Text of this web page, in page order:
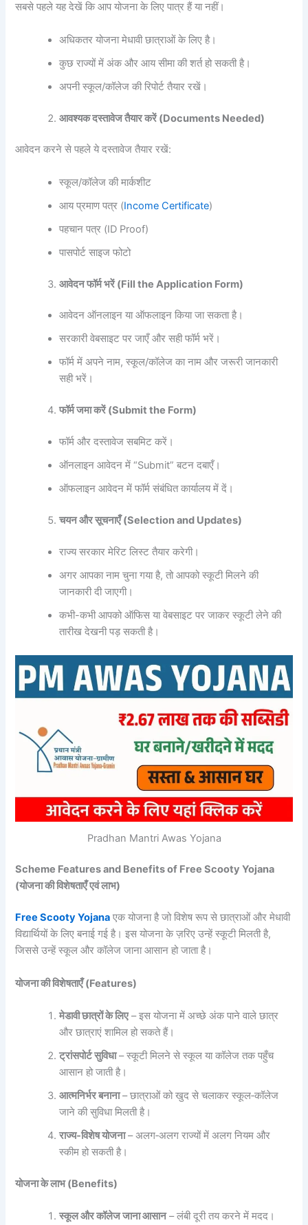
सबसे पहले यह देखें कि आप योजना के लिए पात्र हैं या नहीं।
अधिकतर योजना मेधावी छात्राओं के लिए है।
कुछ राज्यों में अंक और आय सीमा की शर्त हो सकती है।
अपनी स्कूल/कॉलेज की रिपोर्ट तैयार रखें।
आवश्यक दस्तावेज तैयार करें (Documents Needed)
आवेदन करने से पहले ये दस्तावेज तैयार रखें:
स्कूल/कॉलेज की मार्कशीट
आय प्रमाण पत्र (Income Certificate)
पहचान पत्र (ID Proof)
पासपोर्ट साइज फोटो
आवेदन फॉर्म भरें (Fill the Application Form)
आवेदन ऑनलाइन या ऑफलाइन किया जा सकता है।
सरकारी वेबसाइट पर जाएँ और सही फॉर्म भरें।
फॉर्म में अपने नाम, स्कूल/कॉलेज का नाम और जरूरी जानकारी
सही भरें।
फॉर्म जमा करें (Submit the Form)
फॉर्म और दस्तावेज सबमिट करें।
ऑनलाइन आवेदन में “Submit” बटन दबाएँ।
ऑफलाइन आवेदन में फॉर्म संबंधित कार्यालय में दें।
चयन और सूचनाएँ (Selection and Updates)
राज्य सरकार मेरिट लिस्ट तैयार करेगी।
अगर आपका नाम चुना गया है, तो आपको स्कूटी मिलने की
जानकारी दी जाएगी।
कभी-कभी आपको ऑफिस या वेबसाइट पर जाकर स्कूटी लेने की
तारीख देखनी पड़ सकती है।
Pradhan Mantri Awas Yojana
Scheme Features and Benefits of Free Scooty Yojana
(योजना की विशेषताएँ एवं लाभ)
Free Scooty Yojana एक योजना है जो विशेष रूप से छात्राओं और मेधावी
विद्यार्थियों के लिए बनाई गई है। इस योजना के ज़रिए उन्हें स्कूटी मिलती है,
जिससे उन्हें स्कूल और कॉलेज जाना आसान हो जाता है।
योजना की विशेषताएँ (Features)
मेडावी छात्रों के लिए– इस योजना में अच्छे अंक पाने वाले छात्र
और छात्राएं शामिल हो सकते हैं।
ट्रांसपोर्ट सुविधा– स्कूटी मिलने से स्कूल या कॉलेज तक पहुँच
आसान हो जाती है।
आत्मनिर्भर बनाना– छात्राओं को खुद से चलाकर स्कूल‑कॉलेज
जाने की सुविधा मिलती है।
राज्य‑विशेष योजना– अलग‑अलग राज्यों में अलग नियम और
स्कीम हो सकती है।
योजना के लाभ (Benefits)
स्कूल और कॉलेज जाना आसान– लंबी दूरी तय करने में मदद।